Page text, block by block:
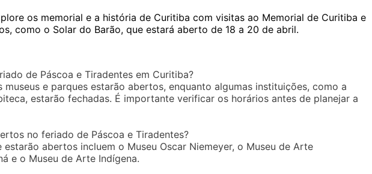
os memorial e a história de Curitiba com visitas ao Memorial de Curitiba e
como o Solar do Barão, que estará aberto de 18 a 20 de abril.
de Páscoa e Tiradentes em Curitiba?
e parques estarão abertos, enquanto algumas instituições, como a
estarão fechadas. É importante verificar os horários antes de planejar a
no feriado de Páscoa e Tiradentes?
estarão abertos incluem o Museu Oscar Niemeyer, o Museu de Arte
e o Museu de Arte Indígena.